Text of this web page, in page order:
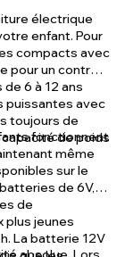
électrique
enfant. Pour
compacts avec
un contrôle
6 à 12 ans
puissantes avec
toujours de
de poids
fonctionnent
même
sur le
de 6V,
de
plus jeunes
La batterie 12V